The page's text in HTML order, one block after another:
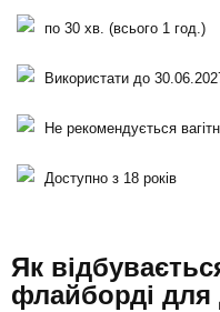
по 30 хв. (всього 1 год.)
Використати до
Не рекомендується
Доступно з 18 років
Як
флайборді для